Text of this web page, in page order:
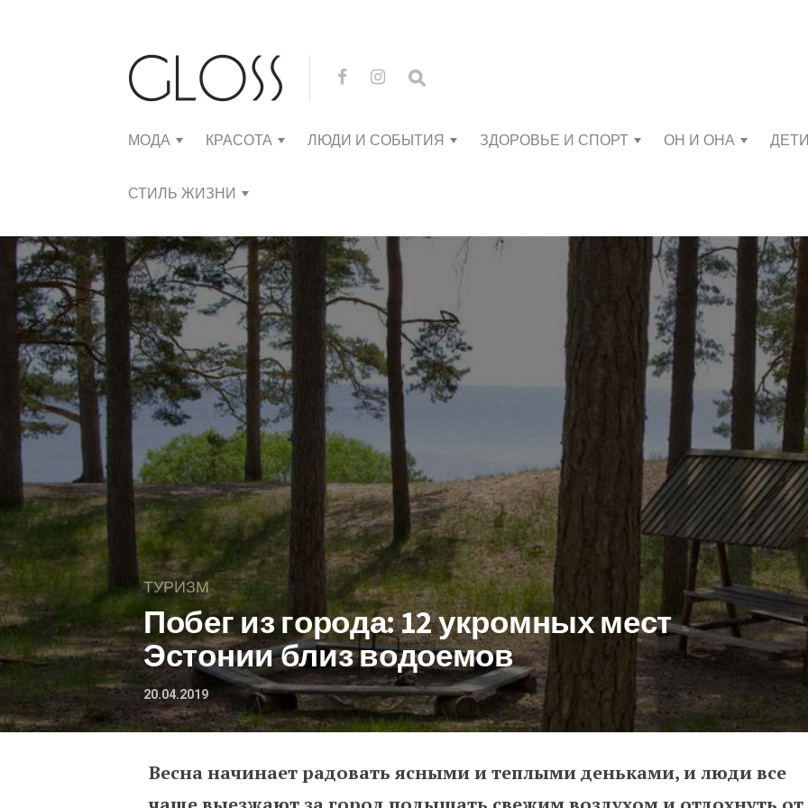
МОДА КРАСОТА ЛЮДИ И СОБЫТИЯ ЗДОРОВЬЕ И СПОРТ ОН И ОНА
СТИЛЬ ЖИЗНИ
ТУРИЗМ
Побег из города: 12 укромных мест
Эстонии близ водоемов
20.04.2019
Побег из города: 12 укромных мест Эстонии близ
Весна начинает радовать ясными и теплыми деньками, и люди все